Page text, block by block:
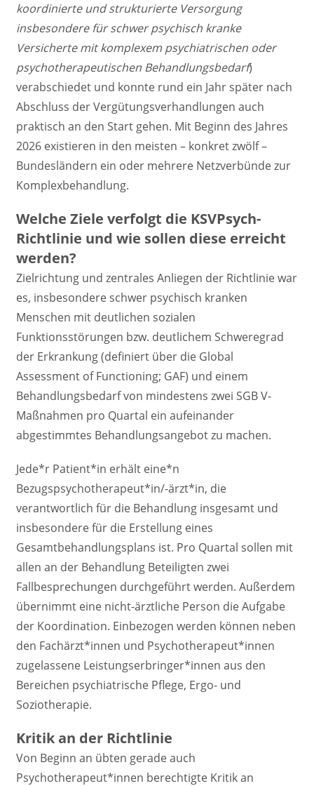
koordinierte und strukturierte Versorgung
insbesondere für schwer psychisch kranke
Versicherte mit komplexem psychiatrischen oder
psychotherapeutischen Behandlungsbedarf)
verabschiedet und konnte rund ein Jahr später nach
Abschluss der Vergütungsverhandlungen auch
praktisch an den Start gehen. Mit Beginn des Jahres
2026 existieren in den meisten – konkret zwölf –
Bundesländern ein oder mehrere Netzverbünde zur
Komplexbehandlung.
Welche Ziele verfolgt die KSVPsych-
Richtlinie und wie sollen diese erreicht
werden?
Zielrichtung und zentrales Anliegen der Richtlinie war
es, insbesondere schwer psychisch kranken
Menschen mit deutlichen sozialen
Funktionsstörungen bzw. deutlichem Schweregrad
der Erkrankung (definiert über die Global
Assessment of Functioning; GAF) und einem
Behandlungsbedarf von mindestens zwei SGB V-
Maßnahmen pro Quartal ein aufeinander
abgestimmtes Behandlungsangebot zu machen.
Jede*r Patient*in erhält eine*n
Bezugspsychotherapeut*in/-ärzt*in, die
verantwortlich für die Behandlung insgesamt und
insbesondere für die Erstellung eines
Gesamtbehandlungsplans ist. Pro Quartal sollen mit
allen an der Behandlung Beteiligten zwei
Fallbesprechungen durchgeführt werden. Außerdem
übernimmt eine nicht-ärztliche Person die Aufgabe
der Koordination. Einbezogen werden können neben
den Fachärzt*innen und Psychotherapeut*innen
zugelassene Leistungserbringer*innen aus den
Bereichen psychiatrische Pflege, Ergo- und
Soziotherapie.
Kritik an der Richtlinie
Von Beginn an übten gerade auch
Psychotherapeut*innen berechtigte Kritik an